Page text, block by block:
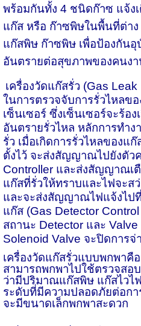
พร้อมกันทั้ง 4 ชนิดก๊าซ แจ้ง
แก๊ส หรือ ก๊าซพิษในพื้นที่ต่าง
แก๊สพิษ ก๊าซพิษ เพื่อป้องกันอุ
อันตรายต่อสุขภาพของคนง
เครื่องวัดแก๊สรั่ว (Gas Leak
ในการตรวจจับการรั่วไหลข
เซ็นเซอร์ ซึ่งเซ็นเซอร์จะร้อ
อันตรายรั่วไหล หลักการทำง
รั่ว เมื่อเกิดการรั่วไหลของแ
ตั้งไว้ จะส่งสัญญาณไปยังตัว
Controller และส่งสัญญาณเ
แก๊สที่รั่วให้ทราบและไฟจะ
และจะส่งสัญญาณไฟแจ้งไป
แก๊ส (Gas Detector
สถานะ Detector และ
Solenoid Valve จะปิดการ
เครื่องวัดแก๊สรั่วแบบพกพาคื
สามารถพกพาไปใช้ตรวจสอ
ว่ามีปริมาณแก๊สพิษ แก๊สไวไ
ระดับที่มีความปลอดภัยต่อกา
จะมีขนาดเล็กพกพาสะดวก